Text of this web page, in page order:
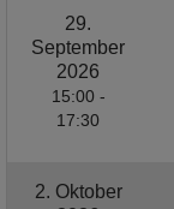
29.
September
2026
15:00 -
17:30
2. Oktober